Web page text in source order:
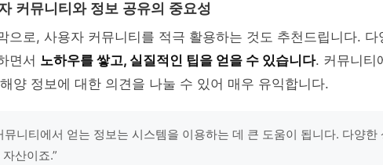
커뮤니티와 정보 공유의 중요성
으로, 사용자 커뮤니티를 적극 활용하는 것도 추천드립니다.
면서 노하우를 쌓고, 실질적인 팁을 얻을 수 있습니다. 커뮤니티
양 정보에 대한 의견을 나눌 수 있어 매우 유익합니다.
뮤니티에서 얻는 정보는 시스템을 이용하는 데 큰 도움이 됩니다. 다양한
자산이죠.”